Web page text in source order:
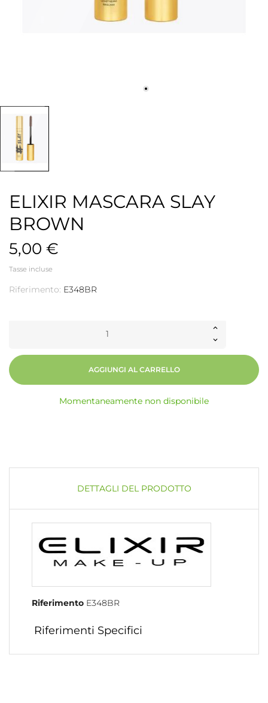
ELIXIR MASCARA SLAY
BROWN
5,00 €
Tasse incluse
Riferimento: E348BR
AGGIUNGI AL CARRELLO
Momentaneamente non disponibile
DETTAGLI DEL PRODOTTO
Riferimento E348BR
Riferimenti Specifici